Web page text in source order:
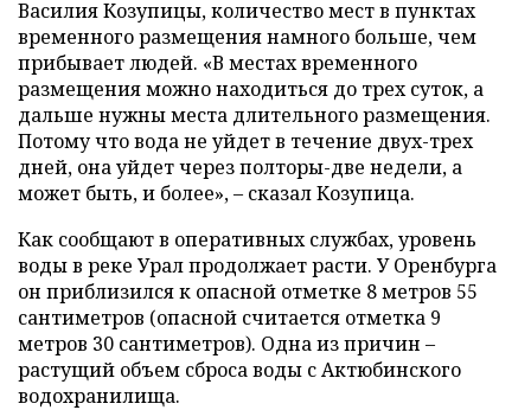
Василия Козупицы, количество мест в пунктах
временного размещения намного больше, чем
прибывает людей. «В местах временного
размещения можно находиться до трех суток, а
дальше нужны места длительного размещения.
Потому что вода не уйдет в течение двух-трех
дней, она уйдет через полторы-две недели, а
может быть, и более», – сказал Козупица.
Как сообщают в оперативных службах, уровень
воды в реке Урал продолжает расти. У Оренбурга
он приблизился к опасной отметке 8 метров 55
сантиметров (опасной считается отметка 9
метров 30 сантиметров). Одна из причин –
растущий объем сброса воды с Актюбинского
водохранилища.